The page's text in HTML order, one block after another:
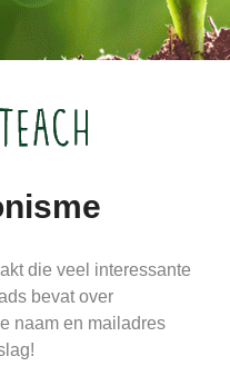
die veel interessante
bevat over
naam en mailadres